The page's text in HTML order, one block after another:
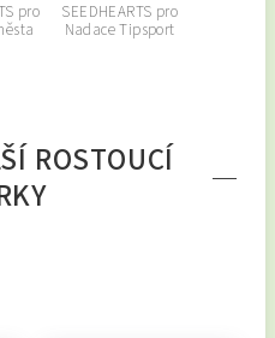
pro
SEEDHEARTS pro
Nadace Tipsport
ROSTOUCÍ